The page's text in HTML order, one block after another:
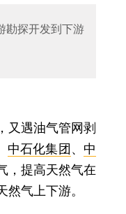
勘探开发到下游
又遇油气管网剥
中石化集团、 中
，提高天然气在
气上下游。